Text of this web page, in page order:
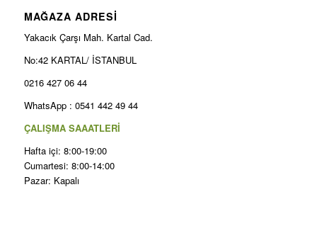
MAĞAZA ADRESİ
Yakacık Çarşı Mah. Kartal Cad.
No:42 KARTAL/ İSTANBUL
0216 427 06 44
WhatsApp : 0541 442 49 44
ÇALIŞMA SAAATLERİ
Hafta içi: 8:00-19:00
Cumartesi: 8:00-14:00
Pazar: Kapalı